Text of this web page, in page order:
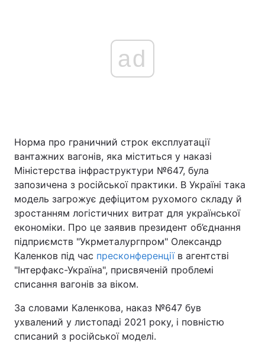
ad
Норма про граничний строк експлуатації
вантажних вагонів, яка міститься у наказі
Міністерства інфраструктури №647, була
запозичена з російської практики. В Україні така
модель загрожує дефіцитом рухомого складу й
зростанням логістичних витрат для української
економіки. Про це заявив президент об’єднання
підприємств "Укрметалургпром" Олександр
Каленков під час пресконференціїв агентстві
"Інтерфакс-Україна", присвяченій проблемі
списання вагонів за віком.
За словами Каленкова, наказ №647 був
ухвалений у листопаді 2021 року, і повністю
списаний з російської моделі.